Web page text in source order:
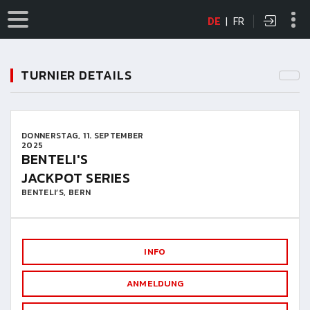
DE | FR
TURNIER DETAILS
DONNERSTAG, 11. SEPTEMBER
2025
BENTELI'S
JACKPOT SERIES
BENTELI’S, BERN
INFO
ANMELDUNG